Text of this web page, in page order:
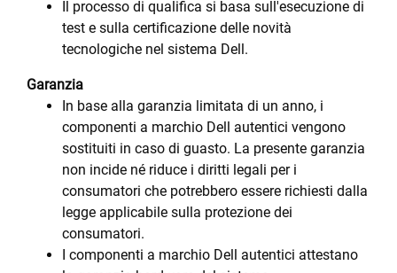
Il processo di qualifica si basa sull'esecuzione di
test e sulla certificazione delle novità
tecnologiche nel sistema Dell.
Garanzia
In base alla garanzia limitata di un anno, i
componenti a marchio Dell autentici vengono
sostituiti in caso di guasto. La presente garanzia
non incide né riduce i diritti legali per i
consumatori che potrebbero essere richiesti dalla
legge applicabile sulla protezione dei
consumatori.
I componenti a marchio Dell autentici attestano